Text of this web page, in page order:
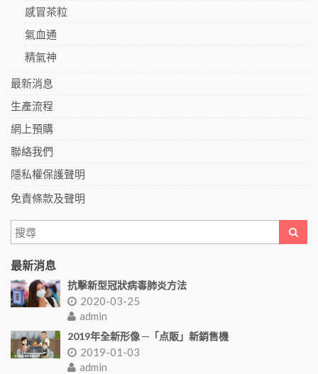
感冒茶粒
氣血通
精氣神
最新消息
生產流程
網上預購
聯絡我們
隱私權保護聲明
免責條款及聲明
最新消息
抗擊新型冠狀病毒肺炎方法
2020-03-25
admin
2019年全新形像 ─「点販」新銷售機
2019-01-03
admin